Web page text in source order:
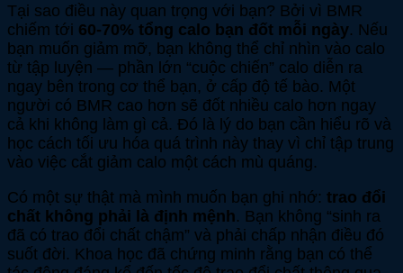
Tại sao điều này quan trọng với bạn? Bởi vì BMR
chiếm tới 60-70% tổng calo bạn đốt mỗi ngày. Nếu
bạn muốn giảm mỡ, bạn không thể chỉ nhìn vào calo
từ tập luyện — phần lớn “cuộc chiến” calo diễn ra
ngay bên trong cơ thể bạn, ở cấp độ tế bào. Một
người có BMR cao hơn sẽ đốt nhiều calo hơn ngay
cả khi không làm gì cả. Đó là lý do bạn cần hiểu rõ và
học cách tối ưu hóa quá trình này thay vì chỉ tập trung
vào việc cắt giảm calo một cách mù quáng.
Có một sự thật mà mình muốn bạn ghi nhớ: trao đổi
chất không phải là định mệnh. Bạn không “sinh ra
đã có trao đổi chất chậm” và phải chấp nhận điều đó
suốt đời. Khoa học đã chứng minh rằng bạn có thể